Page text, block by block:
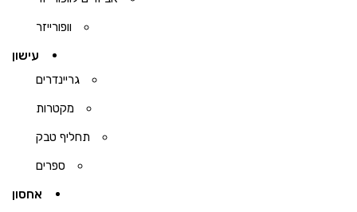
וופורייזר
עישון
גריינדרים
מקטרות
תחליף טבק
ספרים
אחסון